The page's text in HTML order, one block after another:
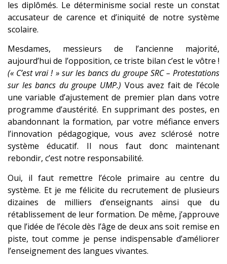
les diplômés. Le déterminisme social reste un constat
accusateur de carence et d’iniquité de notre système
scolaire.
Mesdames, messieurs de l’ancienne majorité,
aujourd’hui de l’opposition, ce triste bilan c’est le vôtre !
(« C’est vrai ! » sur les bancs du groupe SRC – Protestations
sur les bancs du groupe UMP.) Vous avez fait de l’école
une variable d’ajustement de premier plan dans votre
programme d’austérité. En supprimant des postes, en
abandonnant la formation, par votre méfiance envers
l’innovation pédagogique, vous avez sclérosé notre
système éducatif. Il nous faut donc maintenant
rebondir, c’est notre responsabilité.
Oui, il faut remettre l’école primaire au centre du
système. Et je me félicite du recrutement de plusieurs
dizaines de milliers d’enseignants ainsi que du
rétablissement de leur formation. De même, j’approuve
que l’idée de l’école dès l’âge de deux ans soit remise en
piste, tout comme je pense indispensable d’améliorer
l’enseignement des langues vivantes.